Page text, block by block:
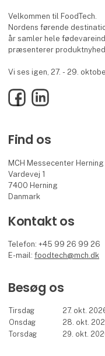
Velkommen til FoodTech.
Nordens førende
år samler hele
præsenterer
Vi ses igen, 27. - 29.
FacebookLinkedIn
Find os
MCH Messecenter Herning
Vardevej 1
7400 Herning
Danmark
Kontakt os
Telefon: +45 99 26 99 26
E-mail:foodtech@mch.dk
Besøg os
Tirsdag 27. okt.
Onsdag
28. okt.
Torsdag
29. okt.